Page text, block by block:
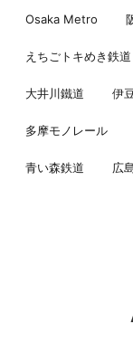
Osaka Metro
えちごトキめき鉄道
大井川鐵道 伊
多摩モノレール
青い森鉄道 広